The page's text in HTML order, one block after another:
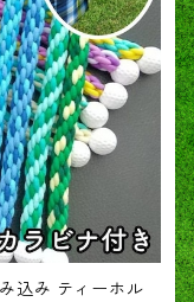
込み ティーホル